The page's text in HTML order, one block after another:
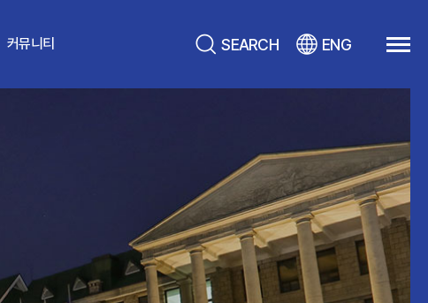
커뮤니티 SEARCH ENG